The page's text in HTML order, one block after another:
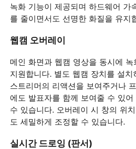
녹화 기능이 제공되며 하드웨어 가
를 줄이면서도 선명한 화질을 유지
웹캠 오버레이
메인 화면과 웹캠 영상을 동시에
지원합니다. 별도 웹캠 장치를 설
스트리머의 리액션을 보여주거나
에도 발표자를 함께 보여줄 수 있
수 있습니다. 오버레이 시 창의 위
도 세밀하게 조정할 수 있습니다.
실시간 드로잉 (판서)